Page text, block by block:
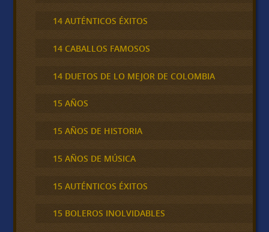
14 AUTÉNTICOS ÉXITOS
14 CABALLOS FAMOSOS
14 DUETOS DE LO MEJOR DE COLOMBIA
15 AÑOS
15 AÑOS DE HISTORIA
15 AÑOS DE MÚSICA
15 AUTÉNTICOS ÉXITOS
15 BOLEROS INOLVIDABLES